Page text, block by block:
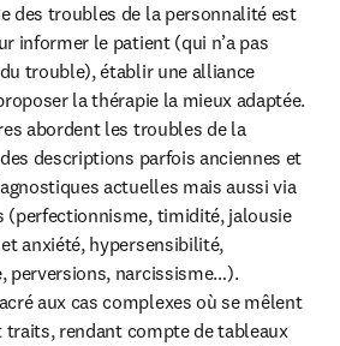
des troubles de la personnalité est
informer le patient (qui n’a pas
trouble), établir une alliance
la thérapie la mieux adaptée.
abordent les troubles de la
descriptions parfois anciennes et
actuelles mais aussi via
(perfectionnisme, timidité, jalousie
anxiété, hypersensibilité,
perversions, narcissisme…).
aux cas complexes où se mêlent
rendant compte de tableaux